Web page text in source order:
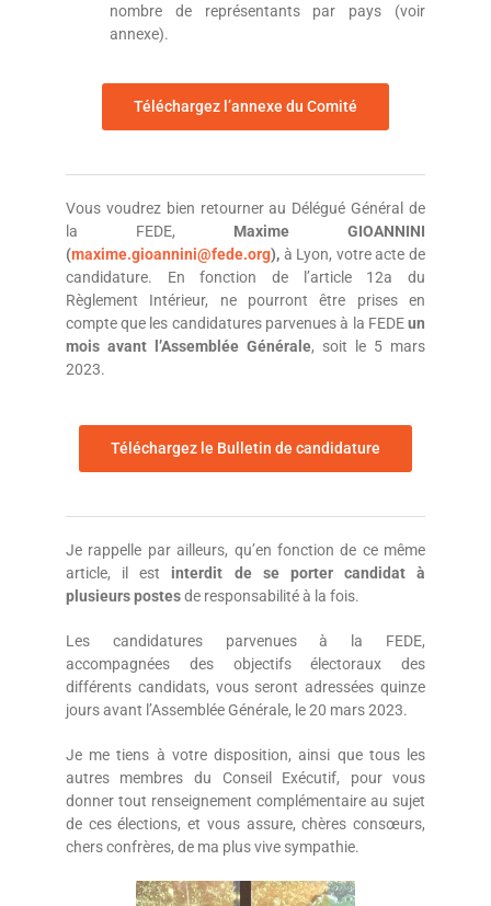
nombre de représentants par pays (voir
annexe).
Téléchargez l’annexe du Comité
Vous voudrez bien retourner au Délégué Général de
la FEDE, Maxime GIOANNINI
(maxime.gioannini@fede.org), à Lyon, votre acte de
candidature. En fonction de l’article 12a du
Règlement Intérieur, ne pourront être prises en
compte que les candidatures parvenues à la FEDEun
mois avant l’Assemblée Générale, soit le 5 mars
2023.
Téléchargez le Bulletin de candidature
Je rappelle par ailleurs, qu’en fonction de ce même
article, il est interdit de se porter candidat à
plusieurs postesde responsabilité à la fois.
Les candidatures parvenues à la FEDE,
accompagnées des objectifs électoraux des
différents candidats, vous seront adressées quinze
jours avant l’Assemblée Générale, le 20 mars 2023.
Je me tiens à votre disposition, ainsi que tous les
autres membres du Conseil Exécutif, pour vous
donner tout renseignement complémentaire au sujet
de ces élections, et vous assure, chères consœurs,
chers confrères, de ma plus vive sympathie.